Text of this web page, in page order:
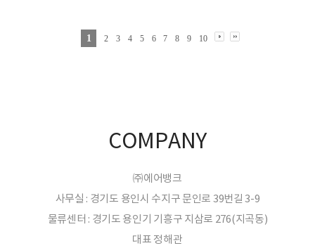
1 2 3 4 5 6 7 8 9 10
COMPANY
㈜에어뱅크
사무실 : 경기도 용인시 수지구 문인로 39번길 3-9
물류센터 : 경기도 용인기 기흥구 지삼로 276(지곡동)
대표 정해관